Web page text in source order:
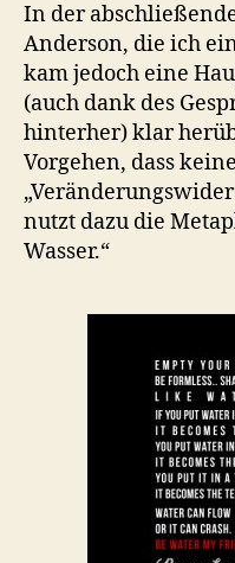
In der
Anderson, die ich
kam jedoch eine
(auch dank des
hinterher) klar
Vorgehen, dass
nutzt dazu die
Wasser.“